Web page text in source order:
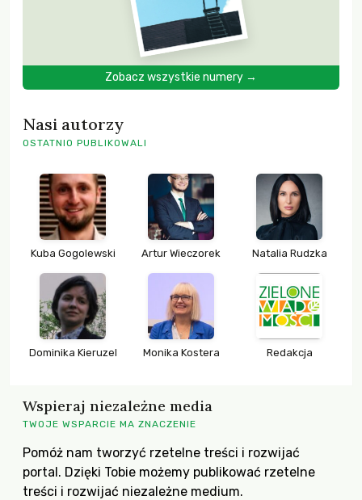
Zobacz wszystkie numery →
Nasi autorzy
OSTATNIO PUBLIKOWALI
Kuba Gogolewski Artur Wieczorek Natalia Rudzka
Dominika Kieruzel Monika Kostera Redakcja
Wspieraj niezależne media
TWOJE WSPARCIE MA ZNACZENIE
Pomóż nam tworzyć rzetelne treści i rozwijać
portal. Dzięki Tobie możemy publikować rzetelne
treści i rozwijać niezależne medium.